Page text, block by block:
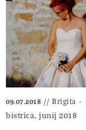
09.07.2018 Brigita
bistrica, junij 2018